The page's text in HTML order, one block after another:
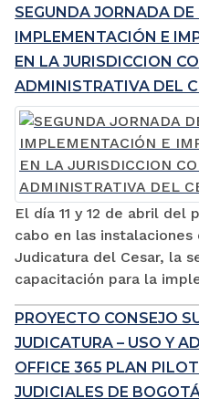
SEGUNDA JORNADA
IMPLEMENTACIÓN E
EN LA JURISDICCION
ADMINISTRATIVA DEL
El día 11 y 12 de abril
cabo en las
Judicatura del Cesar, la
capacitación para la
PROYECTO CONSEJO
JUDICATURA – USO Y
OFFICE 365 PLAN
JUDICIALES DE